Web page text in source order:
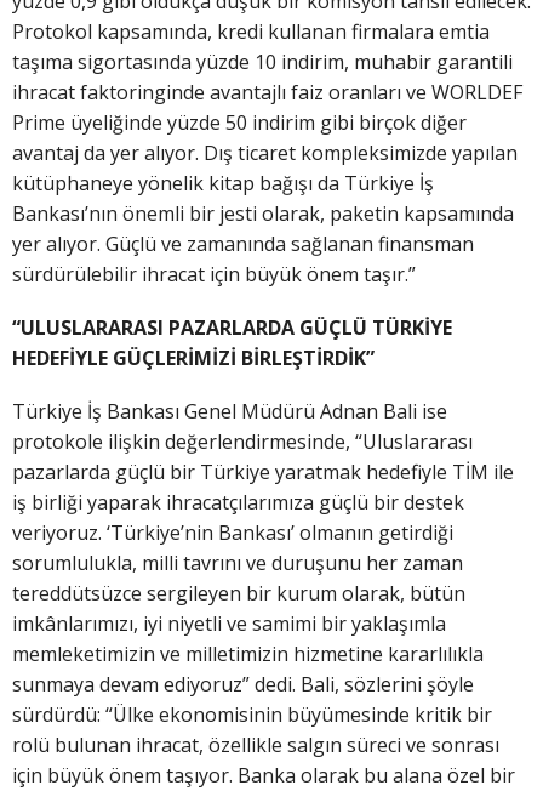
Protokol kapsamında, kredi kullanan firmalara emtia
taşıma sigortasında yüzde 10 indirim, muhabir garantili
ihracat faktoringinde avantajlı faiz oranları ve WORLDEF
Prime üyeliğinde yüzde 50 indirim gibi birçok diğer
avantaj da yer alıyor. Dış ticaret kompleksimizde yapılan
kütüphaneye yönelik kitap bağışı da Türkiye İş
Bankası’nın önemli bir jesti olarak, paketin kapsamında
yer alıyor. Güçlü ve zamanında sağlanan finansman
sürdürülebilir ihracat için büyük önem taşır.”
“ULUSLARARASI PAZARLARDA GÜÇLÜ TÜRKİYE
HEDEFİYLE GÜÇLERİMİZİ BİRLEŞTİRDİK”
Türkiye İş Bankası Genel Müdürü Adnan Bali ise
protokole ilişkin değerlendirmesinde, “Uluslararası
pazarlarda güçlü bir Türkiye yaratmak hedefiyle TİM ile
iş birliği yaparak ihracatçılarımıza güçlü bir destek
veriyoruz. ‘Türkiye’nin Bankası’ olmanın getirdiği
sorumlulukla, milli tavrını ve duruşunu her zaman
tereddütsüzce sergileyen bir kurum olarak, bütün
imkânlarımızı, iyi niyetli ve samimi bir yaklaşımla
memleketimizin ve milletimizin hizmetine kararlılıkla
sunmaya devam ediyoruz” dedi. Bali, sözlerini şöyle
sürdürdü: “Ülke ekonomisinin büyümesinde kritik bir
rolü bulunan ihracat, özellikle salgın süreci ve sonrası
için büyük önem taşıyor. Banka olarak bu alana özel bir